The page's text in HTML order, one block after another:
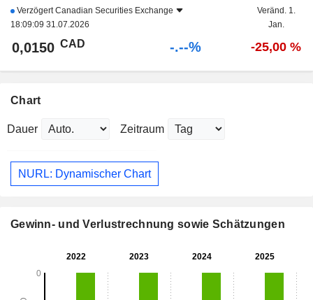
VerzögertCanadian Securities Exchange
18:09:09 31.07.2026
Veränd. 1.
Jan.
0,0150 CAD -.--% -25,00 %
Chart
Dauer Zeitraum
NURL: Dynamischer Chart
Gewinn- und Verlustrechnung sowie Schätzungen